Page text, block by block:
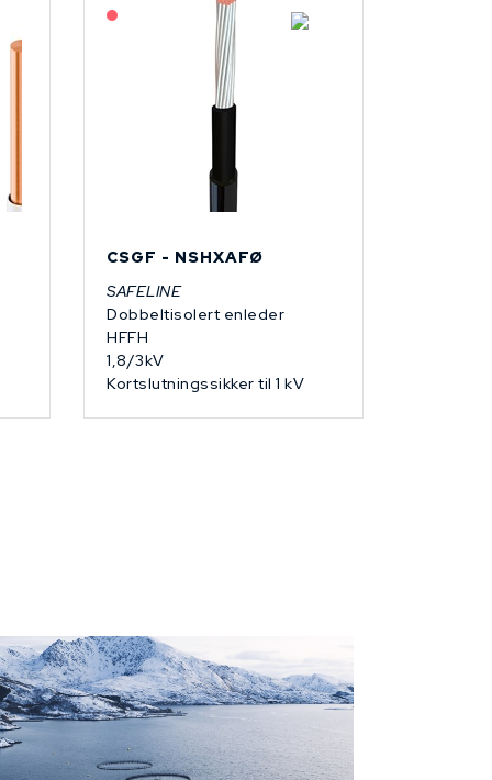
På forespørsel
CSGF - NSHXAFØ
SAFELINE
Dobbeltisolert enleder
HFFH
1,8/3kV
Kortslutningssikker til 1 kV